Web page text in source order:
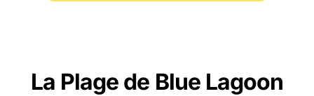
La Plage de Blue Lagoon